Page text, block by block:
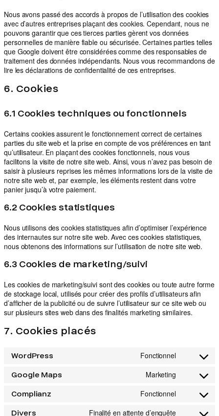
Nous avons passé des accords à propos de l’utilisation des cookies
avec d’autres entreprises plaçant des cookies. Cependant, nous ne
pouvons garantir que ces tierces parties gèrent vos données
personnelles de manière fiable ou sécurisée. Certaines parties telles
que Google doivent être considérées comme des responsables de
traitement des données indépendants. Nous vous recommandons de
lire les déclarations de confidentialité de ces entreprises.
6. Cookies
6.1 Cookies techniques ou fonctionnels
Certains cookies assurent le fonctionnement correct de certaines
parties du site web et la prise en compte de vos préférences en tant
qu’utilisateur. En plaçant des cookies fonctionnels, nous vous
facilitons la visite de notre site web. Ainsi, vous n’avez pas besoin de
saisir à plusieurs reprises les mêmes informations lors de la visite de
notre site web et, par exemple, les éléments restent dans votre
panier jusqu’à votre paiement.
6.2 Cookies statistiques
Nous utilisons des cookies statistiques afin d’optimiser l’expérience
des internautes sur notre site web. Avec ces cookies statistiques,
nous obtenons des informations sur l’utilisation de notre site web.
6.3 Cookies de marketing/suivi
Les cookies de marketing/suivi sont des cookies ou toute autre forme
de stockage local, utilisés pour créer des profils d’utilisateurs afin
d’afficher de la publicité ou de suivre l’utilisateur sur ce site web ou
sur plusieurs sites web dans des finalités marketing similaires.
7. Cookies placés
WordPress Fonctionnel
Consent
service
Google Maps Marketing
Consent
service
Complianz Fonctionnel
Consent
Divers Finalité en attente d’enquête